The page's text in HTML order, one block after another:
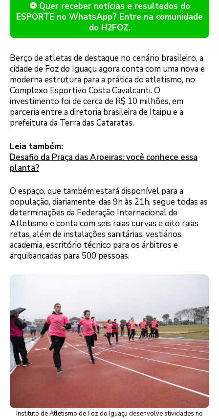
⚽ Quer receber notícias e resultados do
ESPORTE no WhatsApp? Entre na comunidade
do H2FOZ.
Berço de atletas de destaque no cenário brasileiro, a
cidade de Foz do Iguaçu agora conta com uma nova e
moderna estrutura para a prática do atletismo, no
Complexo Esportivo Costa Cavalcanti. O
investimento foi de cerca de R$ 10 milhões, em
parceria entre a diretoria brasileira de Itaipu e a
prefeitura da Terra das Cataratas.
Leia também:
Desafio da Praça das Aroeiras: você conhece essa
planta?
O espaço, que também estará disponível para a
população, diariamente, das 9h às 21h, segue todas as
determinações da Federação Internacional de
Atletismo e conta com seis raias curvas e oito raias
retas, além de instalações sanitárias, vestiários,
academia, escritório técnico para os árbitros e
arquibancadas para 500 pessoas.
Instituto de Atletismo de Foz do Iguaçu desenvolve atividades no